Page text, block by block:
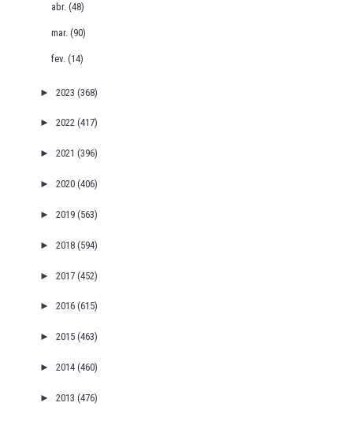
abr.(48)
mar.(90)
fev.(14)
► 2023 (368)
► 2022 (417)
► 2021 (396)
► 2020 (406)
► 2019 (563)
► 2018 (594)
► 2017 (452)
► 2016 (615)
► 2015 (463)
► 2014 (460)
► 2013 (476)